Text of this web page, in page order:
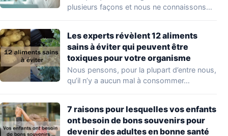
plusieurs façons et nous ne connaissons
Les experts révèlent 12 aliments
sains à éviter qui peuvent être
toxiques pour votre organisme
Nous pensons, pour la plupart d’entre nous,
qu’il n’y a aucun mal à consommer…
7 raisons pour lesquelles vos enfants
ont besoin de bons souvenirs pour
devenir des adultes en bonne santé